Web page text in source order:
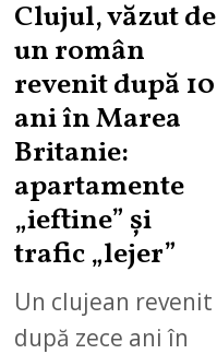
Clujul, văzut de
un român
revenit după 10
ani în Marea
Britanie:
apartamente
„ieftine” și
trafic „lejer”
Un clujean revenit
după zece ani în